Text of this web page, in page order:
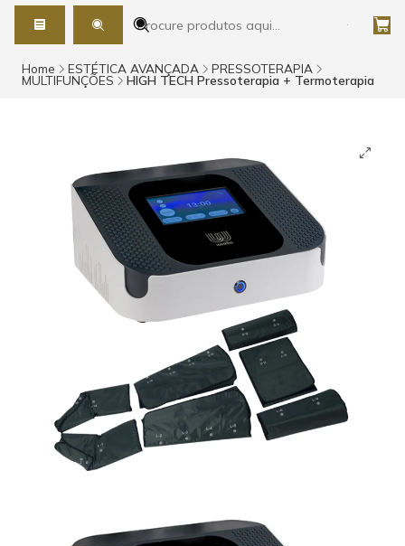
Home ESTÉTICA AVANÇADA PRESSOTERAPIA
MULTIFUNÇÕES HIGH TECH Pressoterapia + Termoterapia